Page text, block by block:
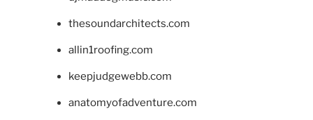
thesoundarchitects.com
allin1roofing.com
keepjudgewebb.com
anatomyofadventure.com